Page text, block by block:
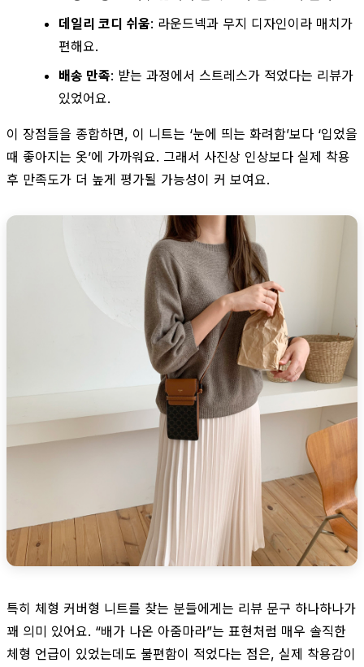
데일리 코디 쉬움: 라운드넥과 무지 디자인이라 매치가
편해요.
배송 만족: 받는 과정에서 스트레스가 적었다는 리뷰가
있었어요.
이 장점들을 종합하면, 이 니트는 ‘눈에 띄는 화려함’보다 ‘입었을
때 좋아지는 옷’에 가까워요. 그래서 사진상 인상보다 실제 착용
후 만족도가 더 높게 평가될 가능성이 커 보여요.
특히 체형 커버형 니트를 찾는 분들에게는 리뷰 문구 하나하나가
꽤 의미 있어요. “배가 나온 아줌마라”는 표현처럼 매우 솔직한
체형 언급이 있었는데도 불편함이 적었다는 점은, 실제 착용감이